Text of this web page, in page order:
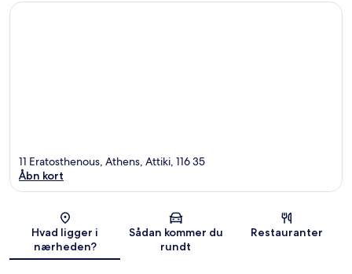
Kort
11 Eratosthenous, Athens, Attiki, 116 35
Åbn kort
Hvad ligger i
nærheden?
Sådan kommer du
rundt
Restauranter